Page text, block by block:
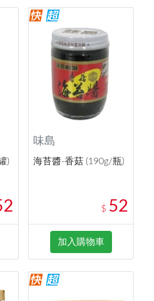
點心罐
機能飲料
箱購飲料
▶保健品牌推薦
黑糖桂圓/蜂蜜醋
修繕/五金/祭祀
)
味島
海苔醬-香菇 (190g/瓶)
$ 52
加入購物車